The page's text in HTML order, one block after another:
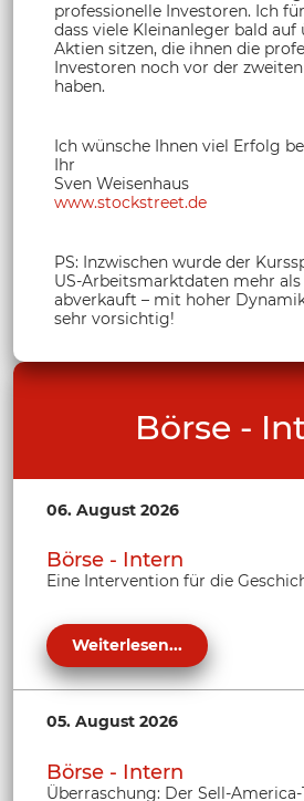
professionelle Investoren. Ich
dass viele Kleinanleger bald
Aktien sitzen, die ihnen die
Investoren noch vor der
haben.
Ich wünsche Ihnen viel Erfolg
Ihr
Sven Weisenhaus
www.stockstreet.de
PS: Inzwischen wurde der
US-Arbeitsmarktdaten mehr
abverkauft – mit hoher
sehr vorsichtig!
Börse -
06. August 2026
Börse - Intern
Eine Intervention für die
Weiterlesen...
05. August 2026
Börse - Intern
Überraschung: Der Sell-